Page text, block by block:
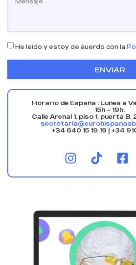
He leído y estoy de auerdo con la
ENVIAR
Horario de España : Lunes a
15h – 19h.
Calle Arenal 1, piso 1, puerta B,
+34 640 15 19 19 | +34